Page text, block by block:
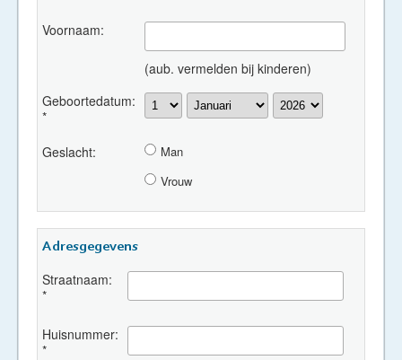
Voornaam:
(aub. vermelden bij kinderen)
Geboortedatum:
*
Geslacht:
Man
Vrouw
Adresgegevens
Straatnaam:
*
Huisnummer:
*